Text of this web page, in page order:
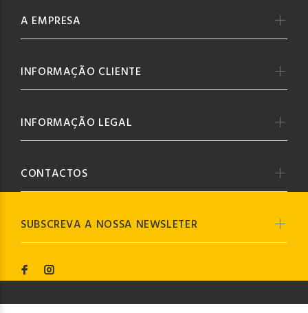
SUBSCREVA A NOSSA NEWSLETER
A EMPRESA
INFORMAÇÃO CLIENTE
INFORMAÇÃO LEGAL
CONTACTOS